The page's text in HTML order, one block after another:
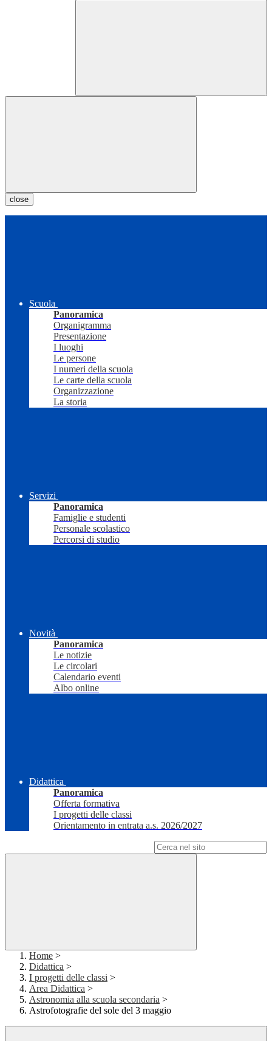
close
Scuola
Panoramica
Organigramma
Presentazione
I luoghi
Le persone
I numeri della scuola
Le carte della scuola
Organizzazione
La storia
Servizi
Panoramica
Famiglie e studenti
Personale scolastico
Percorsi di studio
Novità
Panoramica
Le notizie
Le circolari
Calendario eventi
Albo online
Didattica
Panoramica
Offerta formativa
I progetti delle classi
Orientamento in entrata a.s. 2026/2027
Home >
Didattica >
I progetti delle classi >
Area Didattica >
Astronomia alla scuola secondaria >
Astrofotografie del sole del 3 maggio